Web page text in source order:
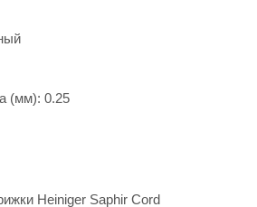
(мм): 0.25
Heiniger Saphir Cord